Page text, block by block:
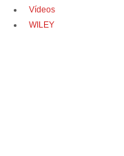
Vídeos
WILEY